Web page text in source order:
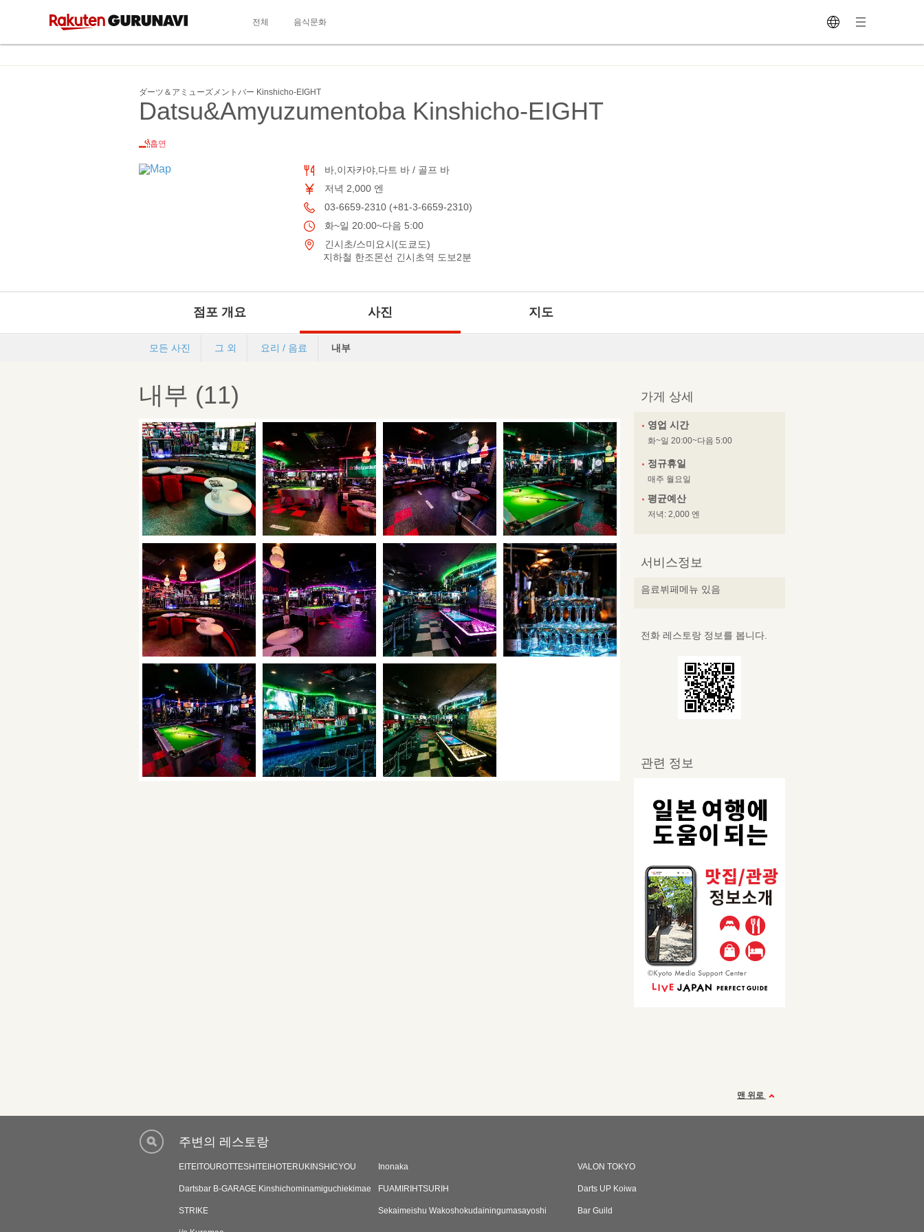
전체 음식문화
ダーツ＆アミューズメントバー Kinshicho‐EIGHT
Datsu&Amyuzumentoba Kinshicho-EIGHT
흡연
바,이자카야,다트 바 / 골프 바
저녁 2,000 엔
03-6659-2310 (+81-3-6659-2310)
화~일 20:00~다음 5:00
긴시초/스미요시(도쿄도)
지하철 한조몬선 긴시초역 도보2분
점포 개요 사진 지도
모든 사진 그 외 요리 / 음료 내부
내부 (11) 가게 상세
영업 시간
화~일 20:00~다음 5:00
정규휴일
매주 월요일
평균예산
저녁: 2,000 엔
서비스정보
음료뷔페메뉴 있음
전화 레스토랑 정보를 봅니다.
관련 정보
맨 위로
주변의 레스토랑
EITEITOUROTTESHITEIHOTERUKINSHICYOU Inonaka VALON TOKYO
Dartsbar B-GARAGE Kinshichominamiguchiekimae FUAMIRIHTSURIH Darts UP Koiwa
STRIKE Sekaimeishu Wakoshokudainingumasayoshi Bar Guild